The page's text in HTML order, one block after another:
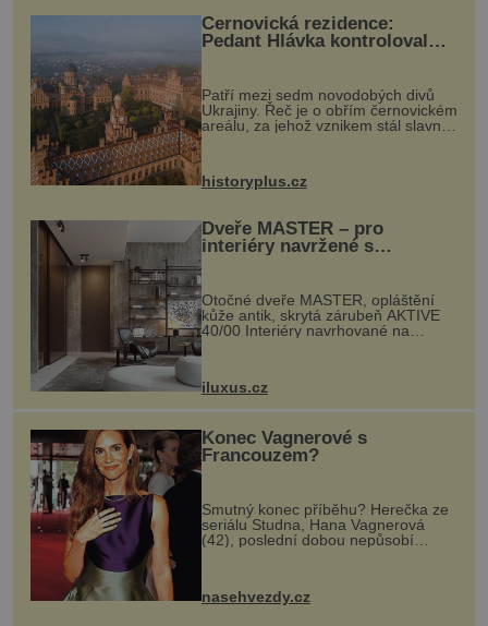
americkém městě Galveston v Texasu se nachází
Černovická rezidence:
Pedant Hlávka kontroloval
Patří mezi sedm novodobých divů
Ukrajiny. Řeč je o obřím černovickém
areálu, za jehož vznikem stál slavný
český architekt Josef Hlávka. Ten si
na něm dal mimořádně záležet. Jeho
stavební plány by při ...
historyplus.cz
Dveře MASTER – pro
interiéry navržené s
rozumem i vášní!
Otočné dveře MASTER, opláštění
kůže antik, skrytá zárubeň AKTIVE
40/00 Interiéry navrhované na
zakázku často vyžadují atypické
rozměry nejen nábytku, ale i
dnes umož...
iluxus.cz
Konec Vagnerové s
Francouzem?
Smutný konec příběhu? Herečka ze
seriálu Studna, Hana Vagnerová
(42), poslední dobou nepůsobí
nasehvezdy.cz